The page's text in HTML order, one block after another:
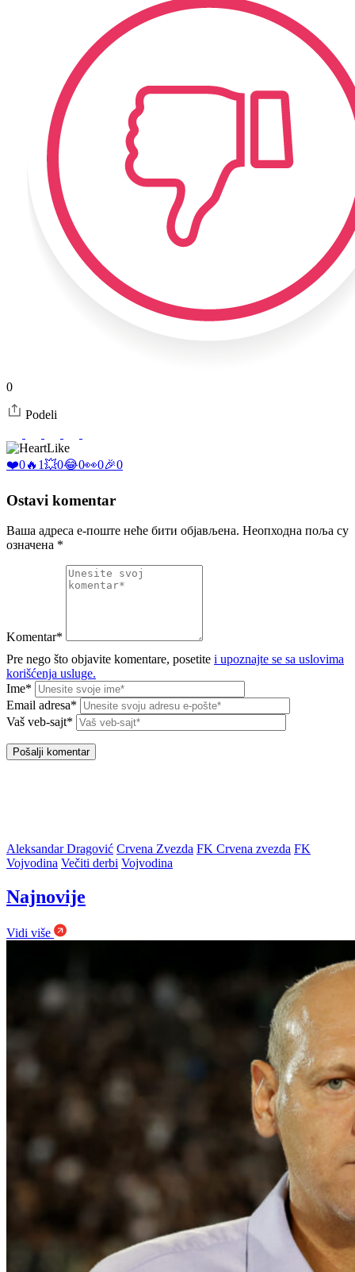
0
Podeli
Like
❤️0🔥 1💥0😂0👀0🎉0
Ostavi komentar
Ваша адреса е-поште неће бити објављена. Неопходна поља су
означена *
Komentar*
Pre nego što objavite komentare, posetite i upoznajte se sa uslovima
korišćenja usluge.
Ime*
Email adresa*
Vaš veb-sajt*
Aleksandar Dragović Crvena Zvezda FK Crvena zvezda FK
Vojvodina Večiti derbi Vojvodina
Najnovije
Vidi više